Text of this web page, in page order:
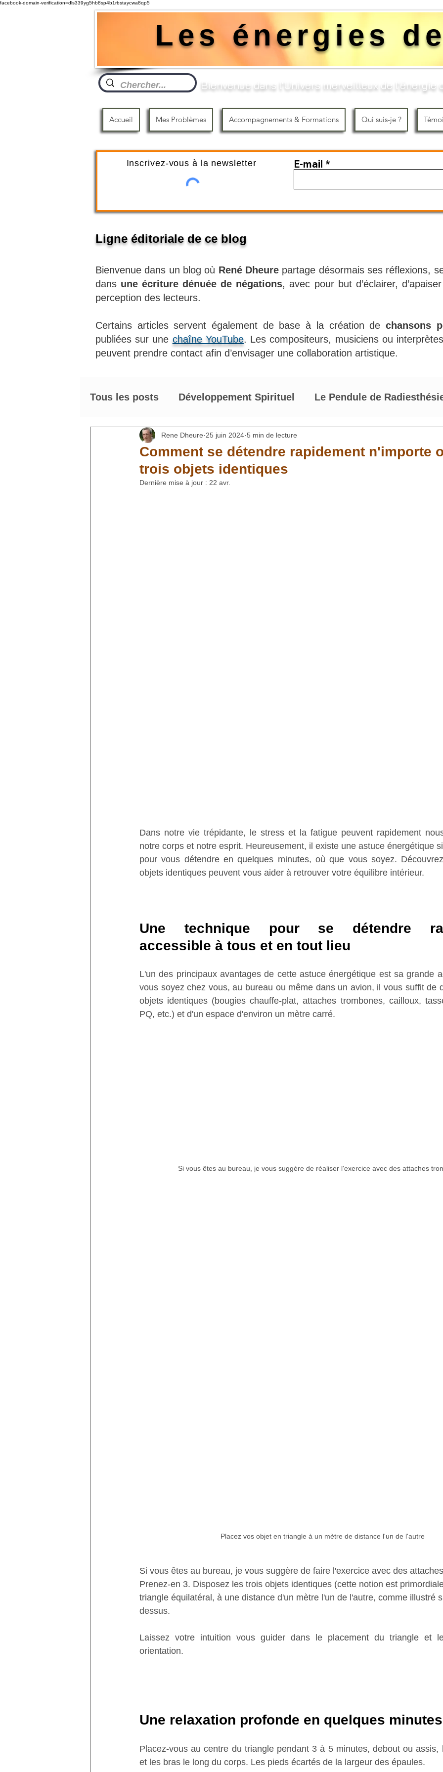
facebook-domain-verification=dls339yg5hb8sp4b1rbstaycwa8qp5
Les énergies
Bienvenue dans l'Univers merveilleux de l'énergie
Inscrivez-vous à la newsletter E-mail
Ligne éditoriale de ce blog
Bienvenue dans un blog où René Dheure partage désormais ses réflexions,
dans une écriture dénuée de négations, avec pour but d’éclairer,
perception des lecteurs.
Certains articles servent également de base à la création de chansons
publiées sur une chaîne YouTube. Les compositeurs, musiciens ou
peuvent prendre contact afin d’envisager une collaboration artistique.
Tous les posts Développement Spirituel Le Pendule de
Astuces énergétiques de René Dheure
Gestion du stress et relaxation Divers sujets
Comment se détendre rapidement n'importe
trois objets identiques
Rene Dheure 25 juin 2024 5 min de lecture
Dernière mise à jour : 22 avr.
Dans notre vie trépidante, le stress et la fatigue peuvent rapidement
notre corps et notre esprit. Heureusement, il existe une astuce énergétique
pour vous détendre en quelques minutes, où que vous soyez.
objets identiques peuvent vous aider à retrouver votre équilibre intérieur.
Une technique pour se détendre
accessible à tous et en tout lieu
L'un des principaux avantages de cette astuce énergétique est sa grande
vous soyez chez vous, au bureau ou même dans un avion, il vous suffit de
objets identiques (bougies chauffe-plat, attaches trombones, cailloux,
PQ, etc.) et d'un espace d'environ un mètre carré.
Si vous êtes au bureau, je vous suggère de réaliser l'exercice avec des attaches
Placez vos objet en triangle à un mètre de distance l'un de l'autre
Si vous êtes au bureau, je vous suggère de faire l'exercice avec des
Prenez-en 3. Disposez les trois objets identiques (cette notion est
triangle équilatéral, à une distance d'un mètre l'un de l'autre, comme illustré
dessus.
Laissez votre intuition vous guider dans le placement du triangle et
orientation.
Une relaxation profonde en quelques minutes
Placez-vous au centre du triangle pendant 3 à 5 minutes, debout ou assis,
et les bras le long du corps. Les pieds écartés de la largeur des épaules.
Accueil Mes Problèmes Accompagnements & Formations Qui suis-je ?